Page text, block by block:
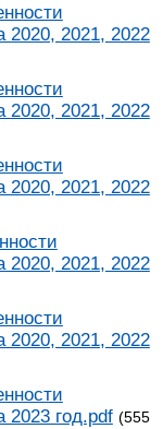
2020, 2021, 2022
2020, 2021, 2022
2020, 2021, 2022
2020, 2021, 2022
2020, 2021, 2022
2023 год.pdf (555